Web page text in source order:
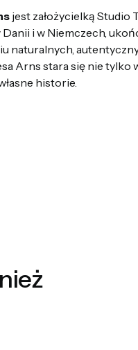
jest założycielką Studio
Danii i w Niemczech,
naturalnych,
Arns stara się nie
historie.